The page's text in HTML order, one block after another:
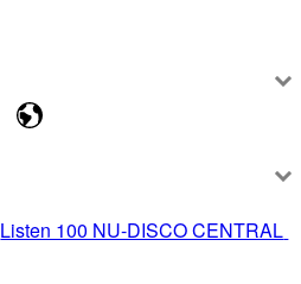
Listen 100 NU-DISCO CENTRAL